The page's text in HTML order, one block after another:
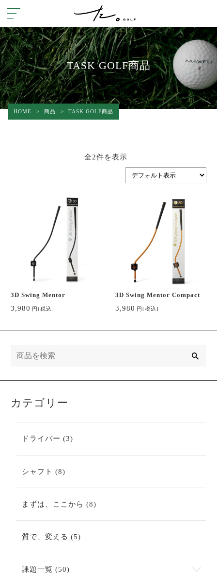
TASK GOLF商品
HOME > 商品 > TASK GOLF商品
全2件を表示
3D Swing Mentor
3,980 円[税込]
3D Swing Mentor Compact
3,980 円[税込]
カテゴリー
ドライバー 33
の
シャフト 88
の
商
品
まずは、ここから 88
の
質で、変える 55
の
課題一覧 5050